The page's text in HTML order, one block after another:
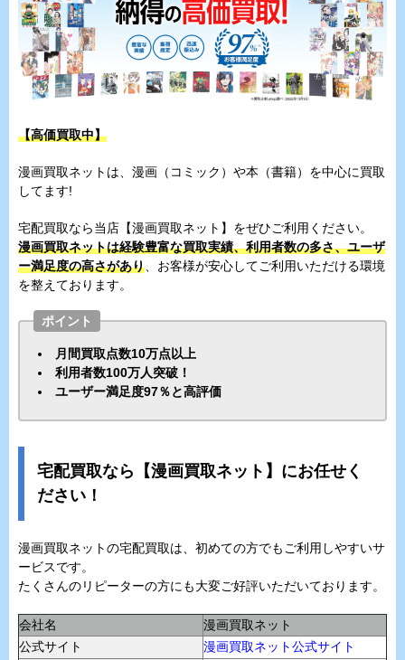
【高価買取中】
漫画買取ネットは、漫画（コミック）や本（書籍）を中心に買取
してます!
宅配買取なら当店【漫画買取ネット】をぜひご利用ください。
漫画買取ネットは経験豊富な買取実績、利用者数の多さ、ユーザ
ー満足度の高さがあり 、お客様が安心してご利用いただける環境
を整えております。
ポイント
月間買取点数10万点以上
利用者数100万人突破！
ユーザー満足度97％と高評価
宅配買取なら【漫画買取ネット】にお任せく
ださい！
漫画買取ネットの宅配買取は、初めての方でもご利用しやすいサ
ービスです。
たくさんのリピーターの方にも大変ご好評いただいております。
会社名
漫画買取ネット
公式サイト
漫画買取ネット公式サイト